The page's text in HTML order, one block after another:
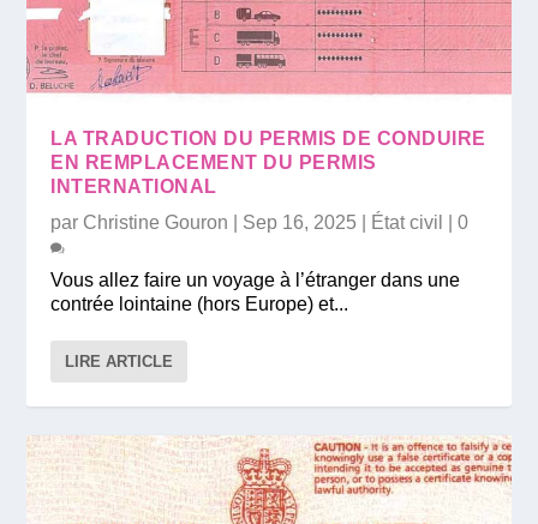
LA TRADUCTION DU PERMIS DE CONDUIRE
EN REMPLACEMENT DU PERMIS
INTERNATIONAL
par Christine Gouron Sep 16, 2025 État civil |0
Vous allez faire un voyage à l’étranger dans une
contrée lointaine (hors Europe) et...
LIRE ARTICLE